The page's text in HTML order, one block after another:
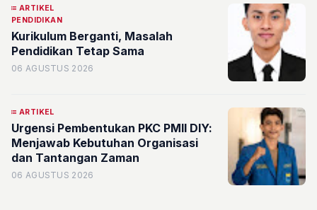
ARTIKEL
PENDIDIKAN
Kurikulum Berganti, Masalah
Pendidikan Tetap Sama
06 AGUSTUS 2026
ARTIKEL
Urgensi Pembentukan PKC PMII DIY:
Menjawab Kebutuhan Organisasi
dan Tantangan Zaman
06 AGUSTUS 2026